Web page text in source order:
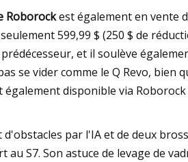
Roborockest également en vente
599,99 $ (250 $ de
et il soulève
se vider comme le Q Revo, bien
disponible via Roborock
par l'IA et de deux
S7. Son astuce de levage de